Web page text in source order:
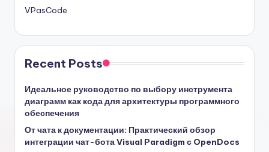
VPasCode
Recent Posts
Идеальное руководство по выбору инструмента
диаграмм как кода для архитектуры программного
обеспечения
От чата к документации: Практический обзор
интеграции чат-бота Visual Paradigm с OpenDocs